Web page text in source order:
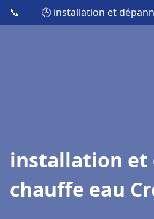
📞 🕒 installation et
installation et
chauffe eau